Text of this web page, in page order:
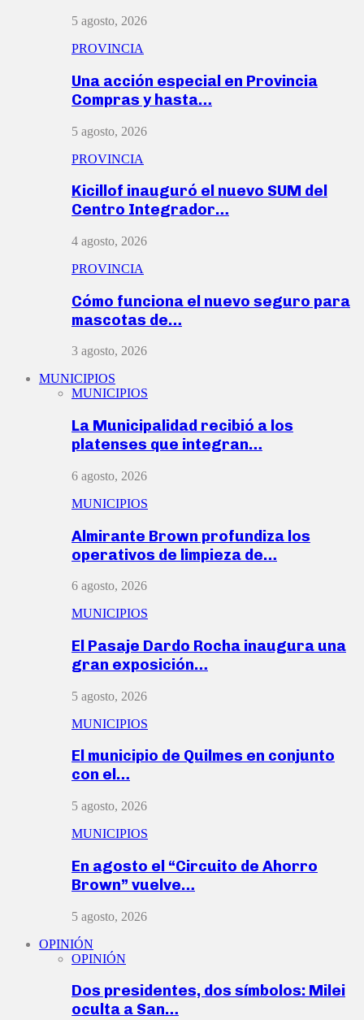
5 agosto, 2026
PROVINCIA
Una acción especial en Provincia
Compras y hasta…
5 agosto, 2026
PROVINCIA
Kicillof inauguró el nuevo SUM del
Centro Integrador…
4 agosto, 2026
PROVINCIA
Cómo funciona el nuevo seguro para
mascotas de…
3 agosto, 2026
MUNICIPIOS
MUNICIPIOS
La Municipalidad recibió a los
platenses que integran…
6 agosto, 2026
MUNICIPIOS
Almirante Brown profundiza los
operativos de limpieza de…
6 agosto, 2026
MUNICIPIOS
El Pasaje Dardo Rocha inaugura una
gran exposición…
5 agosto, 2026
MUNICIPIOS
El municipio de Quilmes en conjunto
con el…
5 agosto, 2026
MUNICIPIOS
En agosto el “Circuito de Ahorro
Brown” vuelve…
5 agosto, 2026
OPINIÓN
OPINIÓN
Dos presidentes, dos símbolos: Milei
oculta a San…